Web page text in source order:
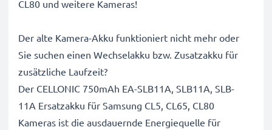
CL80 und weitere Kameras!
Der alte Kamera-Akku funktioniert nicht mehr oder
Sie suchen einen Wechselakku bzw. Zusatzakku für
zusätzliche Laufzeit?
Der CELLONIC 750mAh EA-SLB11A, SLB11A, SLB-
11A Ersatzakku für Samsung CL5, CL65, CL80
Kameras ist die ausdauernde Energiequelle für